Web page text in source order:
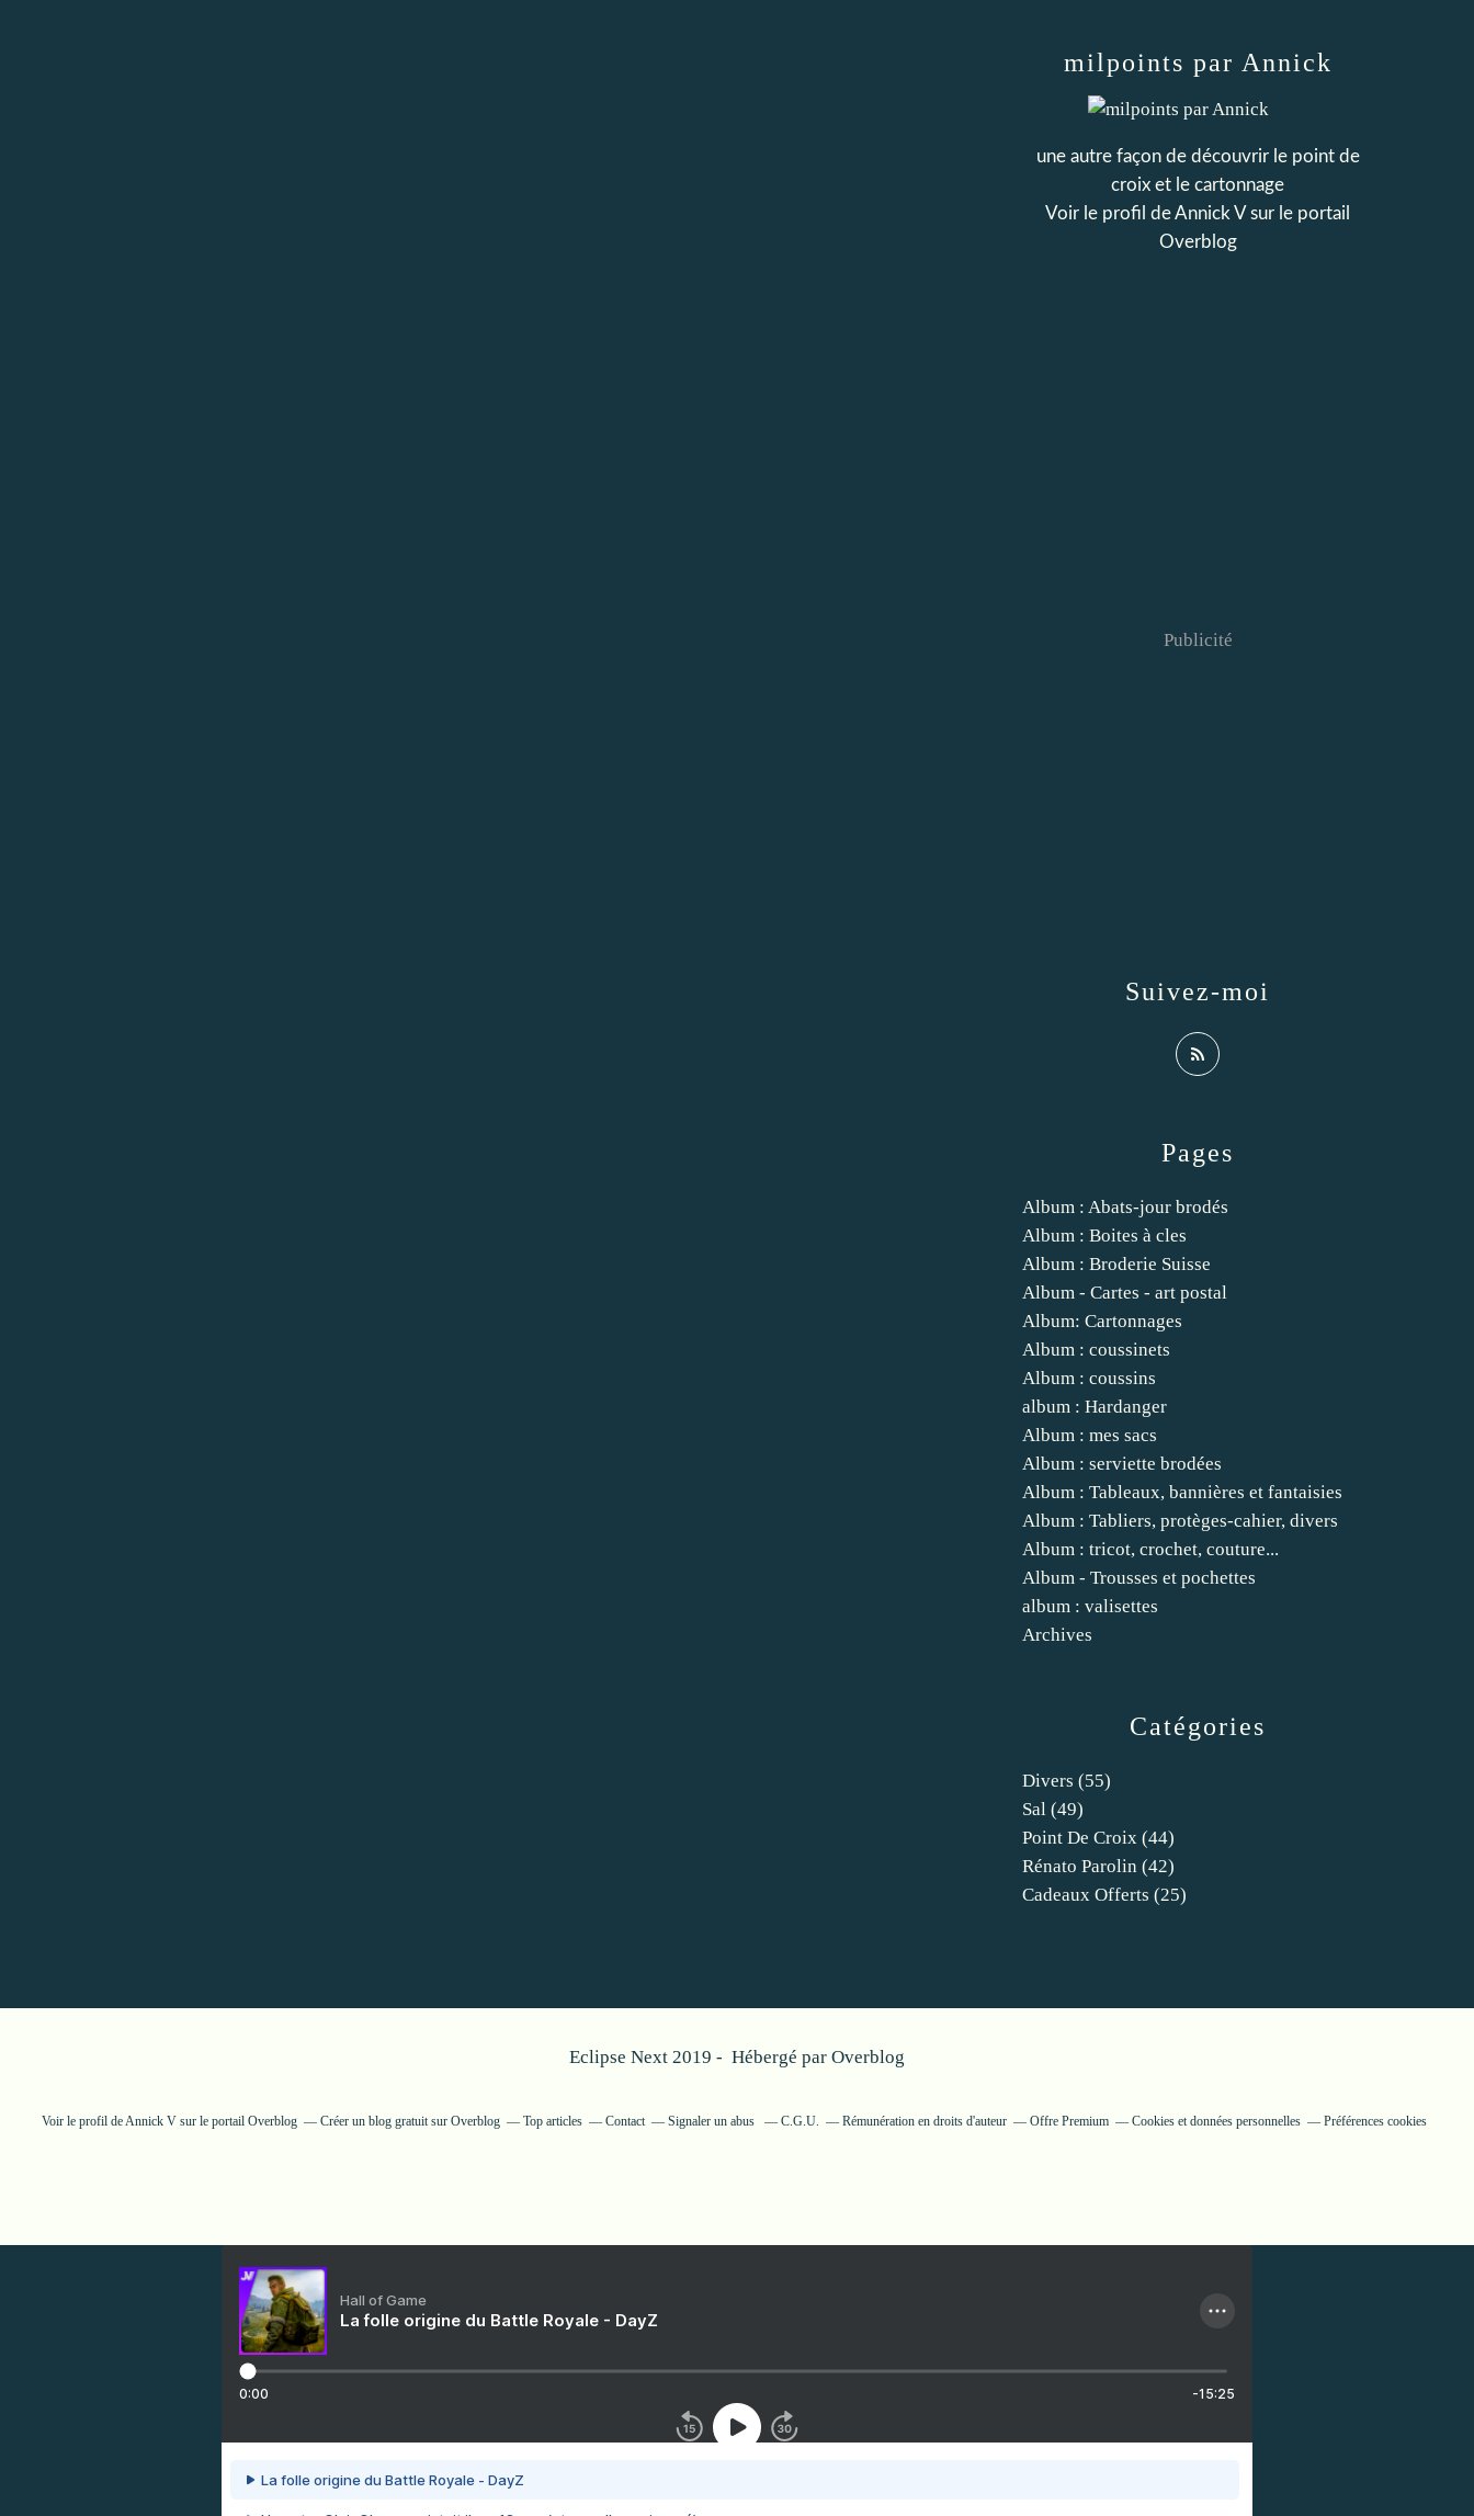
Catégories
Divers (55)
Sal (49)
Point De Croix (44)
Rénato Parolin (42)
Cadeaux Offerts (25)
Pages
Album : Abats-jour brodés
Album : Boites à cles
Album : Broderie Suisse
Album - Cartes - art postal
Album: Cartonnages
Album : coussinets
Album : coussins
album : Hardanger
Album : mes sacs
Album : serviette brodées
Album : Tableaux, bannières et fantaisies
Album : Tabliers, protèges-cahier, divers
Album : tricot, crochet, couture...
Album - Trousses et pochettes
album : valisettes
Archives
milpoints par Annick
une autre façon de découvrir le point de
croix et le cartonnage
Voir le profil deAnnick V sur le portail
Overblog
Suivez-moi
Publicité
Eclipse Next 2019 - Hébergé par Overblog
Voir le profil deAnnick Vsur le portail Overblog Créer un blog gratuit sur Overblog Top articles Contact Signaler un abus C.G.U. Rémunération en droits d'auteur Offre Premium Cookies et données personnelles Préférences cookies
Hall of Game
La folle origine du Battle Royale - DayZ
0:00 -15:25
La folle origine du Battle Royale - DayZ